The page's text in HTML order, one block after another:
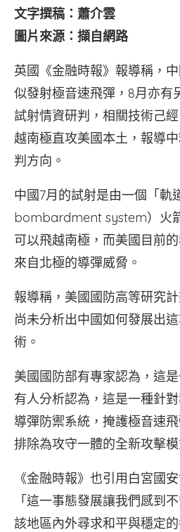
文字撰稿：蕭介雲
圖片來源：擷自網路
英國《金融時報》報導稱，
似發射極音速飛彈，8月亦有
試射情資研判，相關技術己
越南極直攻美國本土，報導
判方向。
中國7月的試射是由一個「
bombardment system）火
可以飛越南極，而美國目前
來自北極的導彈威脅。
報導稱，美國國防高等研究
尚未分析出中國如何發展出
術。
美國國防部有專家認為，這
有人分析認為，這是一種針
導彈防禦系統，掩護極音速
排除為攻守一體的全新攻擊模
《金融時報》也引用白宮國
「這一事態發展讓我們感到
該地區內外尋求和平與穩定